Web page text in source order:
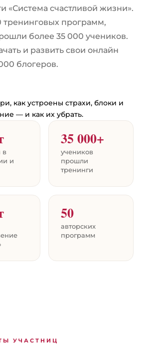
«Система счастливой жизни».
тренинговых программ,
более 35 000 учеников.
и развить свои онлайн
блогеров.
как устроены страхи, блоки и
— и как их убрать.
в
и
35 000+
учеников
прошли
тренинги
50
авторских
программ
УЧАСТНИЦ